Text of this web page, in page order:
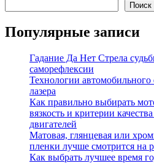
Поиск
Популярные записи
Гадание Да Нет Стрела
саморефлексии
Технологии автомобильного
лазера
Как правильно выбирать
вязкость и критерии
двигателей
Матовая, глянцевая или
пленки лучше смотрится на
Как выбрать лучшее время